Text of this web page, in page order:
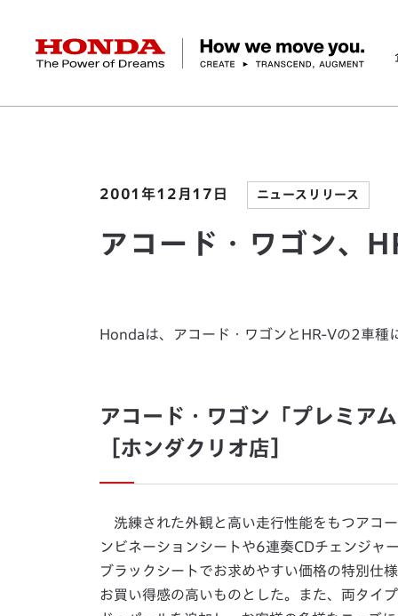
HONDA The Power of Dreams
社長メッセージ 経営方針 会社概要 ヒストリー
バイク パワープロダクツ マリン その他事
テクノロジー デザイン オープンイノベーショ
ESGレポート Honda Report 環境 社会 ガバナン
IR資料室 財務・業績情報 株式・債券情報
ニュースルーム
Discover Honda2001年12月17日 ニュースリリース
アコード・ワゴン、
Hondaは、アコード・ワゴンとHR-Vの2車
アコード・ワゴン「プレミア
［ホンダクリオ店］
洗練された外観と高い走行性能をもつアコ
ンビネーションシートや6連奏CDチェンジャ
ブラックシートでお求めやすい価格の特別仕
お買い得感の高いものとした。また、両タイ